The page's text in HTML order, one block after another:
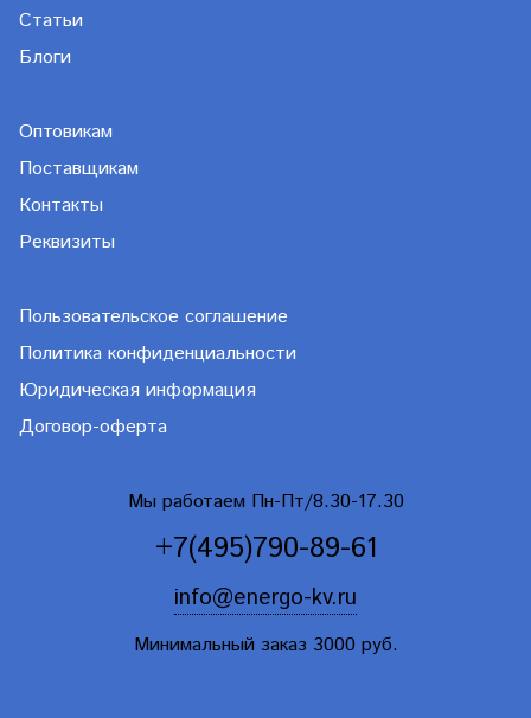
Статьи
Блоги
Оптовикам
Поставщикам
Контакты
Реквизиты
Пользовательское соглашение
Политика конфиденциальности
Юридическая информация
Договор-оферта
Мы работаем Пн-Пт/8.30-17.30
+7(495)790-89-61
info@energo-kv.ru
Минимальный заказ 3000 руб.